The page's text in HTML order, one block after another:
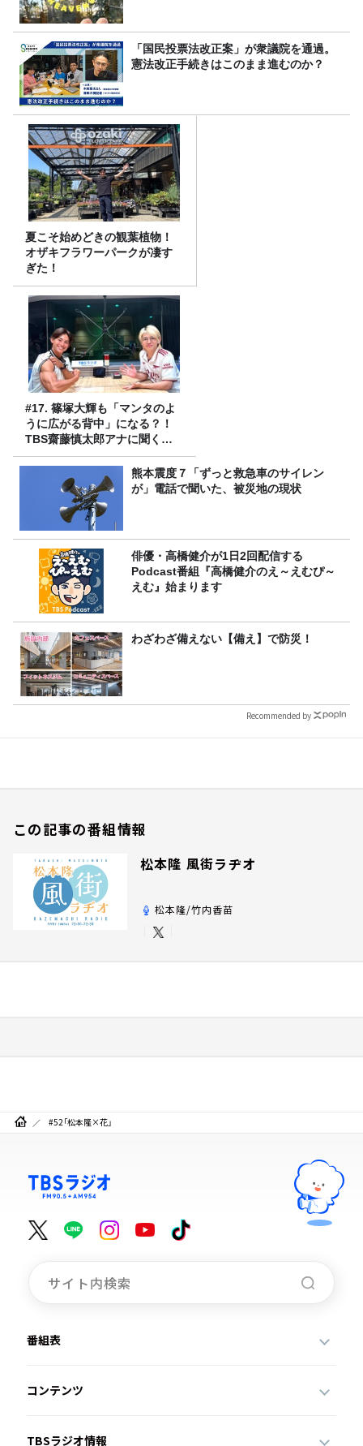
「国民投票法改正案」が衆議院を通過。
憲法改正手続きはこのまま進むのか？
夏こそ始めどきの観葉植物！
オザキフラワーパークが凄す
ぎた！
#17. 篠塚大輝も「マンタのよ
うに広がる背中」になる？！
TBS齋藤慎太郎アナに聞くメ
ンズフィジークの魅力！！
熊本震度７「ずっと救急車のサイレン
が」電話で聞いた、被災地の現状
俳優・高橋健介が1日2回配信する
Podcast番組『高橋健介のえ～えむぴ～
えむ』始まります
わざわざ備えない【備え】で防災！
Recommended by
この記事の番組情報
松本隆 風街ラヂオ
松本隆/竹内香苗
#52「松本隆×花」
番組表
コンテンツ
TBSラジオ情報